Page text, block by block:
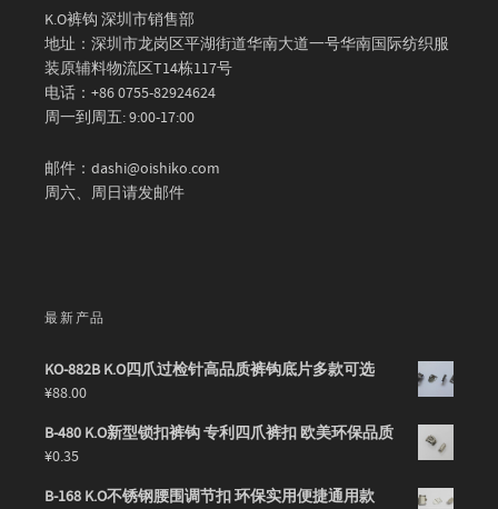
K.O裤钩 深圳市销售部
地址：深圳市龙岗区平湖街道华南大道一号华南国际纺织服
装原辅料物流区T14栋117号
电话：+86 0755-82924624
周一到周五: 9:00-17:00
邮件：dashi@oishiko.com
周六、周日请发邮件
最新产品
KO-882B K.O四爪过检针高品质裤钩底片多款可选
¥88.00
B-480 K.O新型锁扣裤钩 专利四爪裤扣 欧美环保品质
¥0.35
B-168 K.O不锈钢腰围调节扣 环保实用便捷通用款